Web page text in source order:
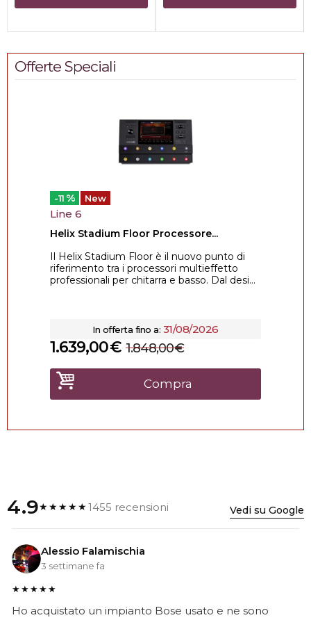
Offerte Speciali
-11 % New
Line 6
Helix Stadium Floor Processore...
Il Helix Stadium Floor è il nuovo punto di
riferimento tra i processori multieffetto
professionali per chitarra e basso. Dal desi...
In offerta fino a: 31/08/2026
€
1.639,00 €
1.848,00
Compra
4.9★★★★★1455 recensioni Vedi su Google
Alessio Falamischia
3 settimane fa
★★★★★
Ho acquistato un impianto Bose usato e ne sono